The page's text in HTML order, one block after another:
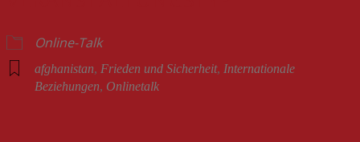
Online-Talk
afghanistan, Frieden und Sicherheit, Internationale
Beziehungen, Onlinetalk